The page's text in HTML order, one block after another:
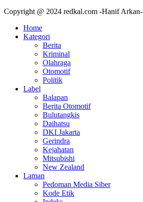
Copyright @ 2024 redkal.com -Hanif Arkan-
Home
Kategori
Berita
Kriminal
Olahraga
Otomotif
Politik
Label
Balapan
Berita Otomotif
Bulutangkis
Daihatsu
DKI Jakarta
Gerindra
Kejahatan
Mitsubishi
New Zealand
Laman
Pedoman Media Siber
Kode Etik